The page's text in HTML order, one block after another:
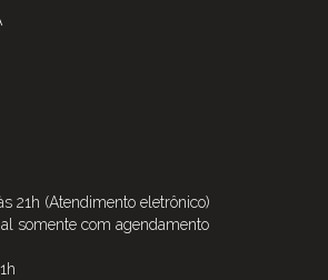
21h (Atendimento eletrônico)
somente com agendamento